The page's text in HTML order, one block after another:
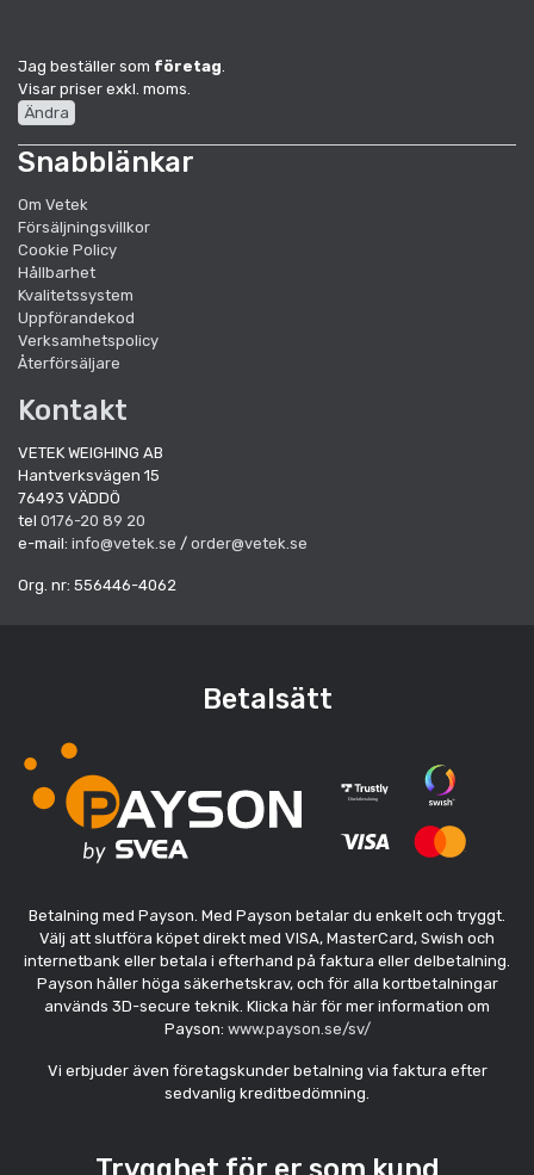
Jag beställer som företag
Visar priser exkl. moms.
Ändra
Snabblänkar
Om Vetek
Försäljningsvillkor
Cookie Policy
Hållbarhet
Kvalitetssystem
Uppförandekod
Verksamhetspolicy
Återförsäljare
Kontakt
VETEK WEIGHING AB
Hantverksvägen 15
76493 VÄDDÖ
tel 0176-20 89 20
e-mail: info@vetek.se / order@vetek.se
Org. nr: 556446-4062
Betalsätt
Betalning med Payson. Med Payson betalar du enkelt och tryggt.
Välj att slutföra köpet direkt med VISA, MasterCard, Swish och
internetbank eller betala i efterhand på faktura eller delbetalning.
Payson håller höga säkerhetskrav, och för alla kortbetalningar
används 3D-secure teknik. Klicka här för mer information om
Payson: www.payson.se/sv/
Vi erbjuder även företagskunder betalning via faktura efter
sedvanlig kreditbedömning.